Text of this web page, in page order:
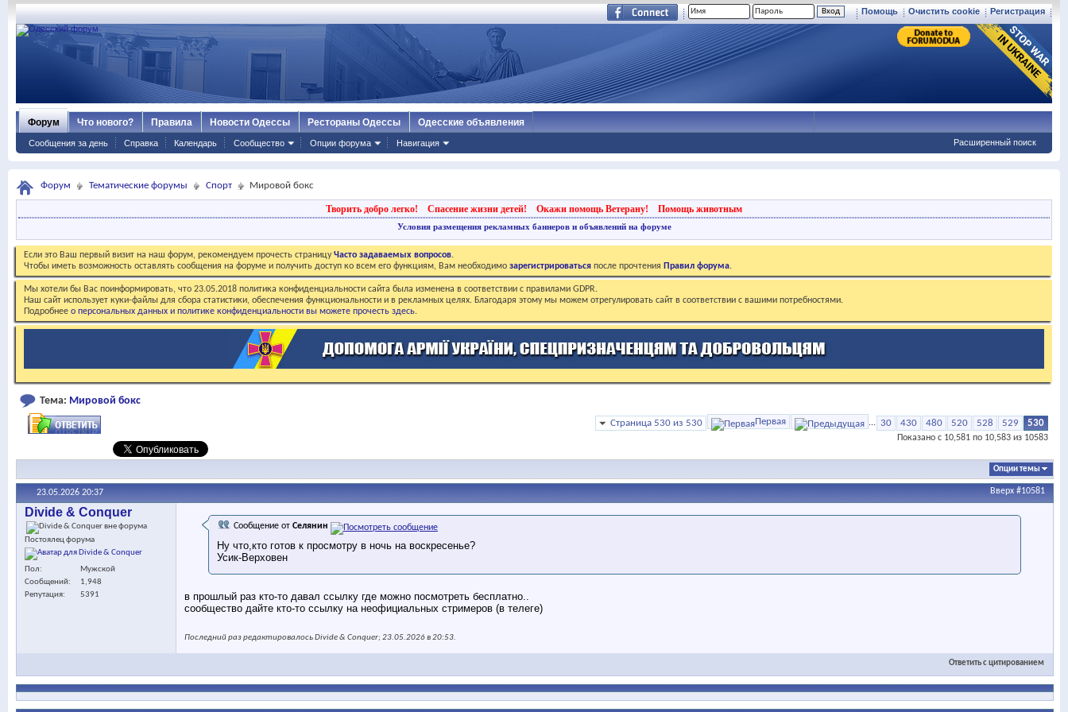
Регистрация
Очистить cookie
Помощь
Форум
Сообщения за день Справка Календарь Сообщество Опции форума Навигация
Что нового? Правила Новости Одессы Рестораны Одессы Одесские объявления
Расширенный поиск
Форум Тематические форумы Спорт Мировой бокс
Творить добро легко! Спасение жизни детей! Окажи помощь Ветерану! Помощь животным
Условия размещения рекламных баннеров и объявлений на форуме
Если это Ваш первый визит на наш форум, рекомендуем прочесть страницуЧасто задаваемых вопросов.
Чтобы иметь возможность оставлять сообщения на форуме и получить доступ ко всем его функциям, Вам необходимо зарегистрироваться после прочтения Правил форума.
Мы хотели бы Вас поинформировать, что 23.05.2018 политика конфиденциальности сайта была изменена в соответствии с правилами GDPR.
Наш сайт использует куки-файлы для сбора статистики, обеспечения функциональности и в рекламных целях. Благодаря этому мы можем отрегулировать сайт в соответствии с вашими потребностями.
Подробнее о персональных данных и политике конфиденциальности вы можете прочесть здесь.
Тема: Мировой бокс
Страница 530 из 530 Первая ... 30 430 480 520 528 529 530
Показано с 10,581 по 10,583 из 10583
Опции темы
23.05.2026 20:37 Вверх #10581
Divide & Conquer
Постоялец форума
Пол
Мужской
Сообщений
1,948
Репутация
5391
Сообщение от Селянин
Ну что,кто готов к просмотру в ночь на воскресенье?
Усик-Верховен
в прошлый раз кто-то давал ссылку где можно посмотреть бесплатно..
сообщество дайте кто-то ссылку на неофициальных стримеров (в телеге)
Последний раз редактировалось Divide & Conquer; 23.05.2026 в20:53.
Ответить с цитированием